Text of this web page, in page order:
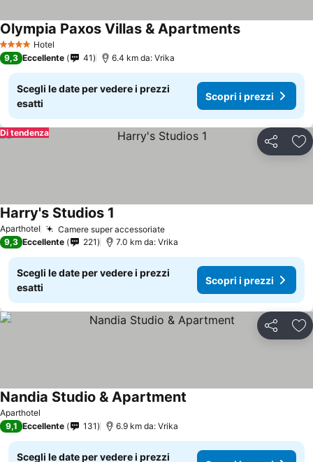
4 Stelle Hotel
Olympia Paxos Villas & Apartments
9,3 Eccellente 41 6.4 km da: Vrika
Scegli le date per vedere i prezzi
esatti
Scopri i prezzi
Condividi
Di tendenza
Aparthotel Camere super accessoriate
Harry's Studios 1
9,3 Eccellente 221 7.0 km da: Vrika
Scegli le date per vedere i prezzi
esatti
Scopri i prezzi
Condividi
Aparthotel
Nandia Studio & Apartment
9,1 Eccellente 131 6.9 km da: Vrika
Scegli le date per vedere i prezzi